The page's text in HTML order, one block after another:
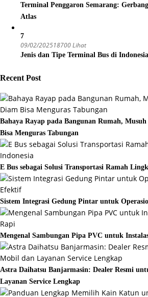
Terminal Penggaron Semarang:
Atlas
7
09/02/202518700 Lihat
Jenis dan Tipe Terminal Bus di Indonesia
Recent Post
Bahaya Rayap pada Bangunan Rumah,
Bisa Menguras Tabungan
E Bus sebagai Solusi Transportasi Ramah
Sistem Integrasi Gedung Pintar untuk
Mengenal Sambungan Pipa PVC untuk
Astra Daihatsu Banjarmasin: Dealer Resmi
Layanan Service Lengkap